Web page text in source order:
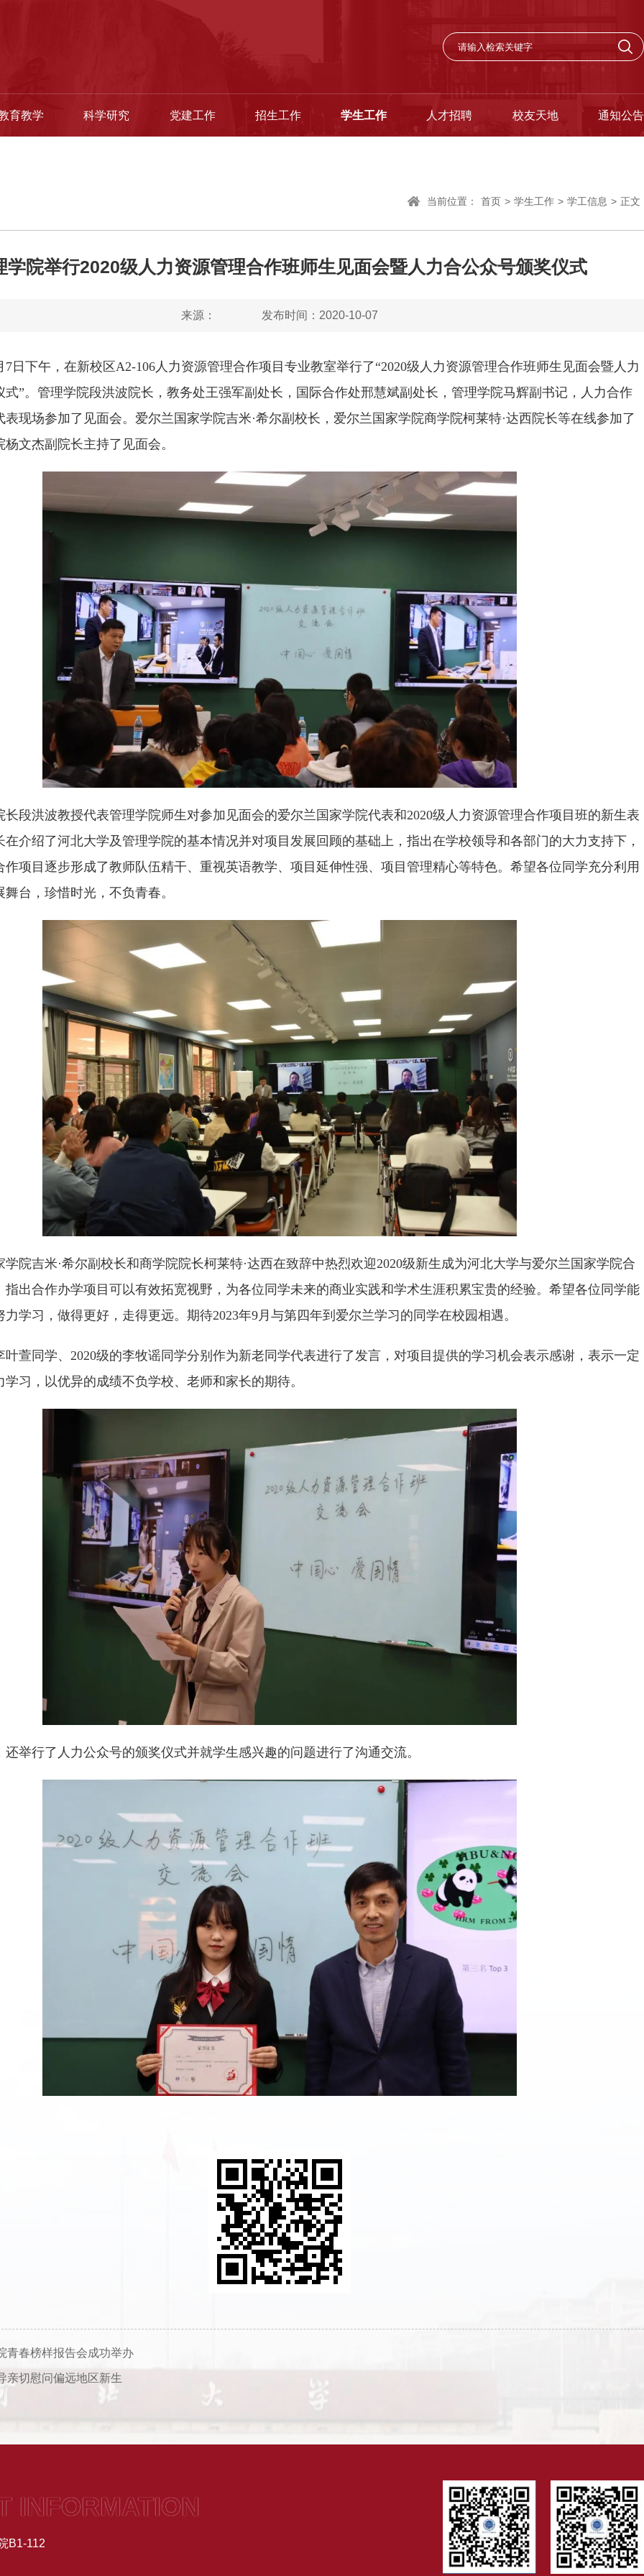
育教学 科学研究 党建工作 招生工作 学生工作 人才招聘 校友天地 通知公告
当前位置： 首页 > 学生工作 > 学工信息 > 正文
学院举行2020级人力资源管理合作班师生见面会暨人力合公众号颁奖仪式
来源： 发布时间：2020-10-07
7日下午，在新校区A2-106人力资源管理合作项目专业教室举行了“2020级人力资源管理合作班师生见面会暨人力
式”。管理学院段洪波院长，教务处王强军副处长，国际合作处邢慧斌副处长，管理学院马辉副书记，人力合作
表现场参加了见面会。爱尔兰国家学院吉米·希尔副校长，爱尔兰国家学院商学院柯莱特·达西院长等在线参加了
文杰副院长主持了见面会。
长段洪波教授代表管理学院师生对参加见面会的爱尔兰国家学院代表和2020级人力资源管理合作项目班的新生表
在介绍了河北大学及管理学院的基本情况并对项目发展回顾的基础上，指出在学校领导和各部门的大力支持下，
作项目逐步形成了教师队伍精干、重视英语教学、项目延伸性强、项目管理精心等特色。希望各位同学充分利用
台，珍惜时光，不负青春。
学院吉米·希尔副校长和商学院院长柯莱特·达西在致辞中热烈欢迎2020级新生成为河北大学与爱尔兰国家学院合
指出合作办学项目可以有效拓宽视野，为各位同学未来的商业实践和学术生涯积累宝贵的经验。希望各位同学能
学习，做得更好，走得更远。期待2023年9月与第四年到爱尔兰学习的同学在校园相遇。
叶萱同学、2020级的李牧谣同学分别作为新老同学代表进行了发言，对项目提供的学习机会表示感谢，表示一定
习，以优异的成绩不负学校、老师和家长的期待。
还举行了人力公众号的颁奖仪式并就学生感兴趣的问题进行了沟通交流。
青春榜样报告会成功举办
亲切慰问偏远地区新生
INFORMATION
B1-112